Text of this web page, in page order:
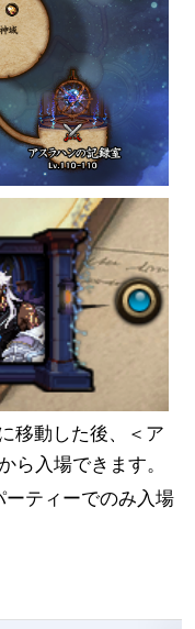
移動した後、＜ア
ら入場できます。
ーティーでのみ入場